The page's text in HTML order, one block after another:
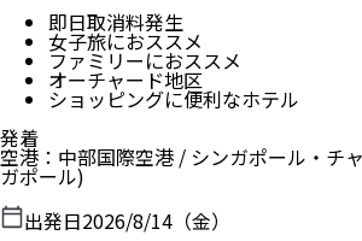
即日取消料発生
女子旅におススメ
ファミリーにおススメ
オーチャード地区
ショッピングに便利なホテル
発着
空港 ： 中部国際空港 / シンガポール・チ
ガポール)
出発日2026/8/14（金）